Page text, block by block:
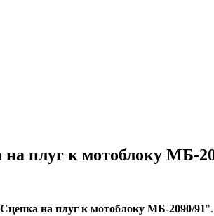
плуг к мотоблоку МБ-
Сцепка на плуг к мотоблоку МБ-2090/91".